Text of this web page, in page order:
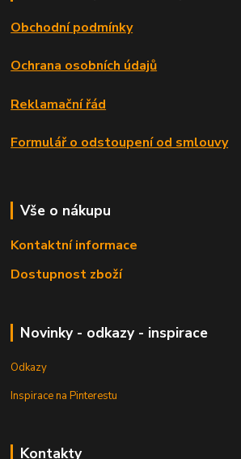
Obchodní podmínky
Ochrana osobních údajů
Reklamační řád
Formulář o odstoupení od smlouvy
Vše o nákupu
Kontaktní informace
Dostupnost zboží
Novinky - odkazy - inspirace
Odkazy
Inspirace na Pinterestu
Kontakty